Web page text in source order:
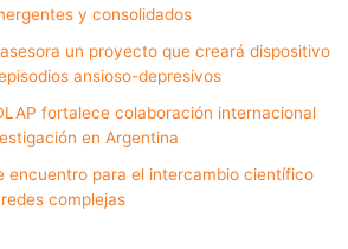
y consolidados
un proyecto que creará dispositivo
ansioso-depresivos
fortalece colaboración internacional
en Argentina
encuentro para el intercambio científico
complejas